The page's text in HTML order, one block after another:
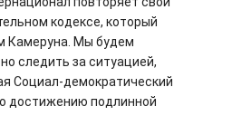
кодексе, который
Камеруна. Мы будем
следить за ситуацией,
Социал-демократический
достижению подлинной